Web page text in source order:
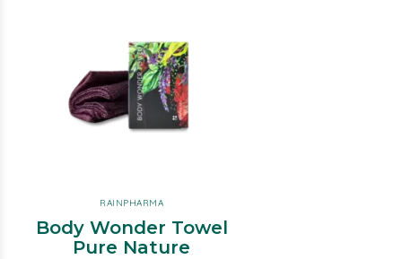
RAINPHARMA
Body Wonder Towel
Pure Nature